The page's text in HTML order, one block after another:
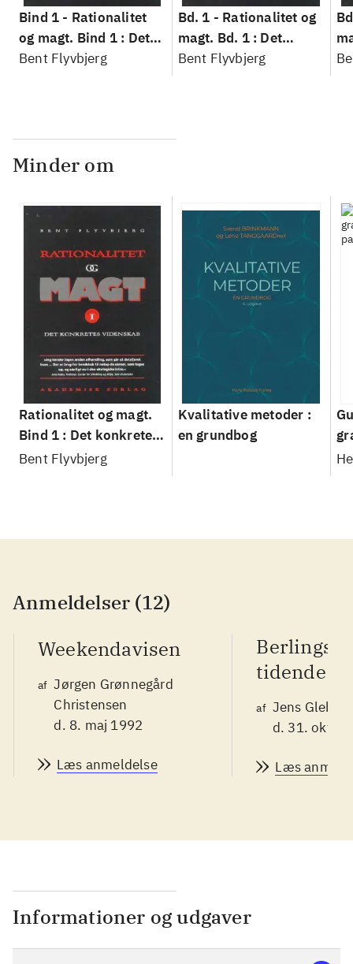
Bind 1 - Rationalitet
og magt. Bind 1 : Det
konkretes videnskab
Bent Flyvbjerg
Bd. 1 - Rationalitet og
magt. Bd. 1 : Det
konkretes videnskab
Bent Flyvbjerg
Minder om
Rationalitet og magt.
Bind 1 : Det konkretes
videnskab
Bent Flyvbjerg
Kvalitative metoder :
en grundbog
Anmeldelser (12)
Weekendavisen
af Jørgen Grønnegård
Christensen
d. 8. maj 1992
Læs anmeldelse
tidende
af Jens Glebe-
d. 31. okt.
Læs
Informationer og udgaver